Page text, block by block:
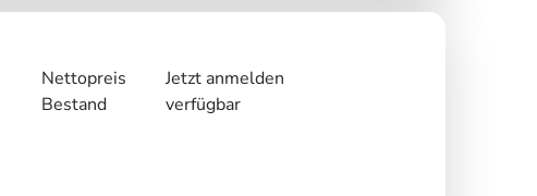
Nettopreis
Jetzt anmelden
Bestand
verfügbar